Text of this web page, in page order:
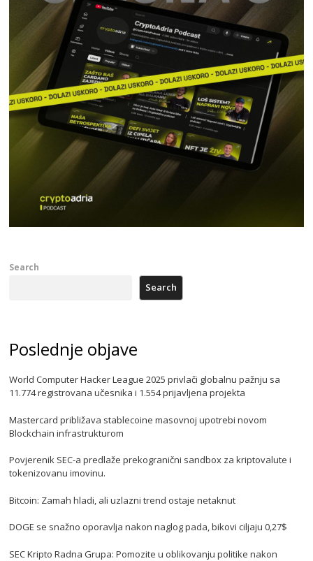
Search
Search
Poslednje objave
World Computer Hacker League 2025 privlači globalnu pažnju sa
11.774 registrovana učesnika i 1.554 prijavljena projekta
Mastercard približava stablecoine masovnoj upotrebi novom
Blockchain infrastrukturom
Povjerenik SEC-a predlaže prekogranični sandbox za kriptovalute i
tokenizovanu imovinu.
Bitcoin: Zamah hladi, ali uzlazni trend ostaje netaknut
DOGE se snažno oporavlja nakon naglog pada, bikovi ciljaju 0,27$
SEC Kripto Radna Grupa: Pomozite u oblikovanju politike nakon